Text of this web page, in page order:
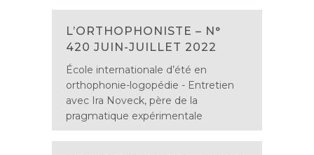
L’ORTHOPHONISTE – N°
420 JUIN-JUILLET 2022
École internationale d’été en
orthophonie-logopédie - Entretien
avec Ira Noveck, père de la
pragmatique expérimentale